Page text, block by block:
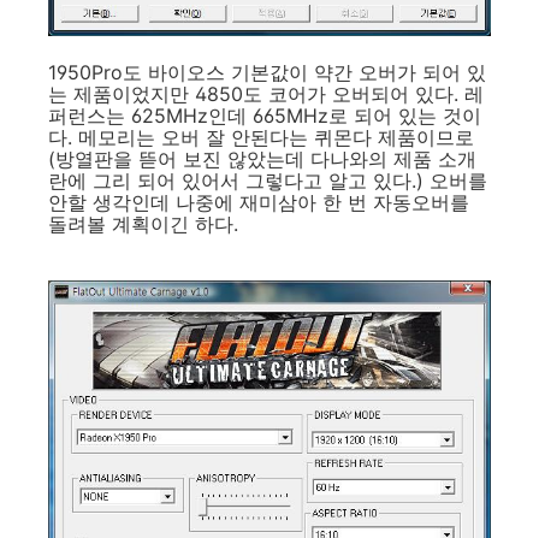
1950Pro도 바이오스 기본값이 약간 오버가 되어 있
는 제품이었지만 4850도 코어가 오버되어 있다. 레
퍼런스는 625MHz인데 665MHz로 되어 있는 것이
다. 메모리는 오버 잘 안된다는 퀴몬다 제품이므로
(방열판을 뜯어 보진 않았는데 다나와의 제품 소개
란에 그리 되어 있어서 그렇다고 알고 있다.) 오버를
안할 생각인데 나중에 재미삼아 한 번 자동오버를
돌려볼 계획이긴 하다.